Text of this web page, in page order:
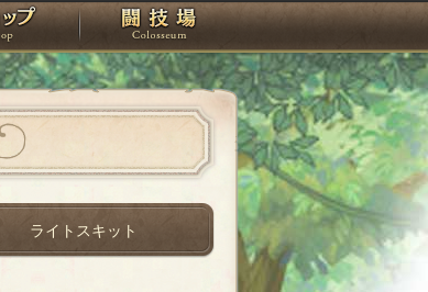
ショップ 闘技場
ライトスキット